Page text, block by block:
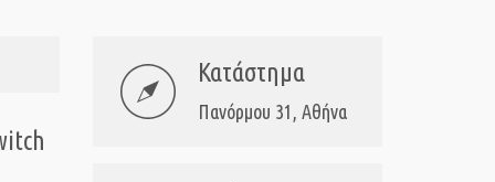
Κατάστημα
Πανόρμου 31, Αθήνα